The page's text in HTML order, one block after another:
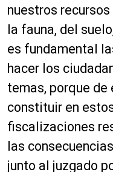
nuestros
la fauna, del
es fundamental
hacer los
temas, porque de
constituir en
fiscalizaciones
las
junto al juzgado